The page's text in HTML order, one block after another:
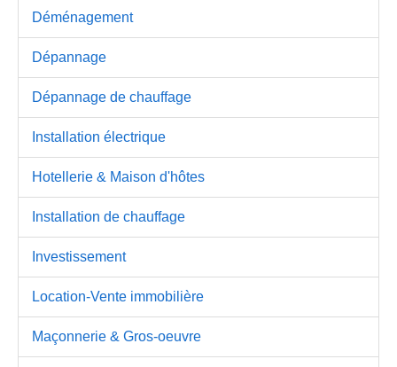
Déménagement
Dépannage
Dépannage de chauffage
Installation électrique
Hotellerie & Maison d'hôtes
Installation de chauffage
Investissement
Location-Vente immobilière
Maçonnerie & Gros-oeuvre